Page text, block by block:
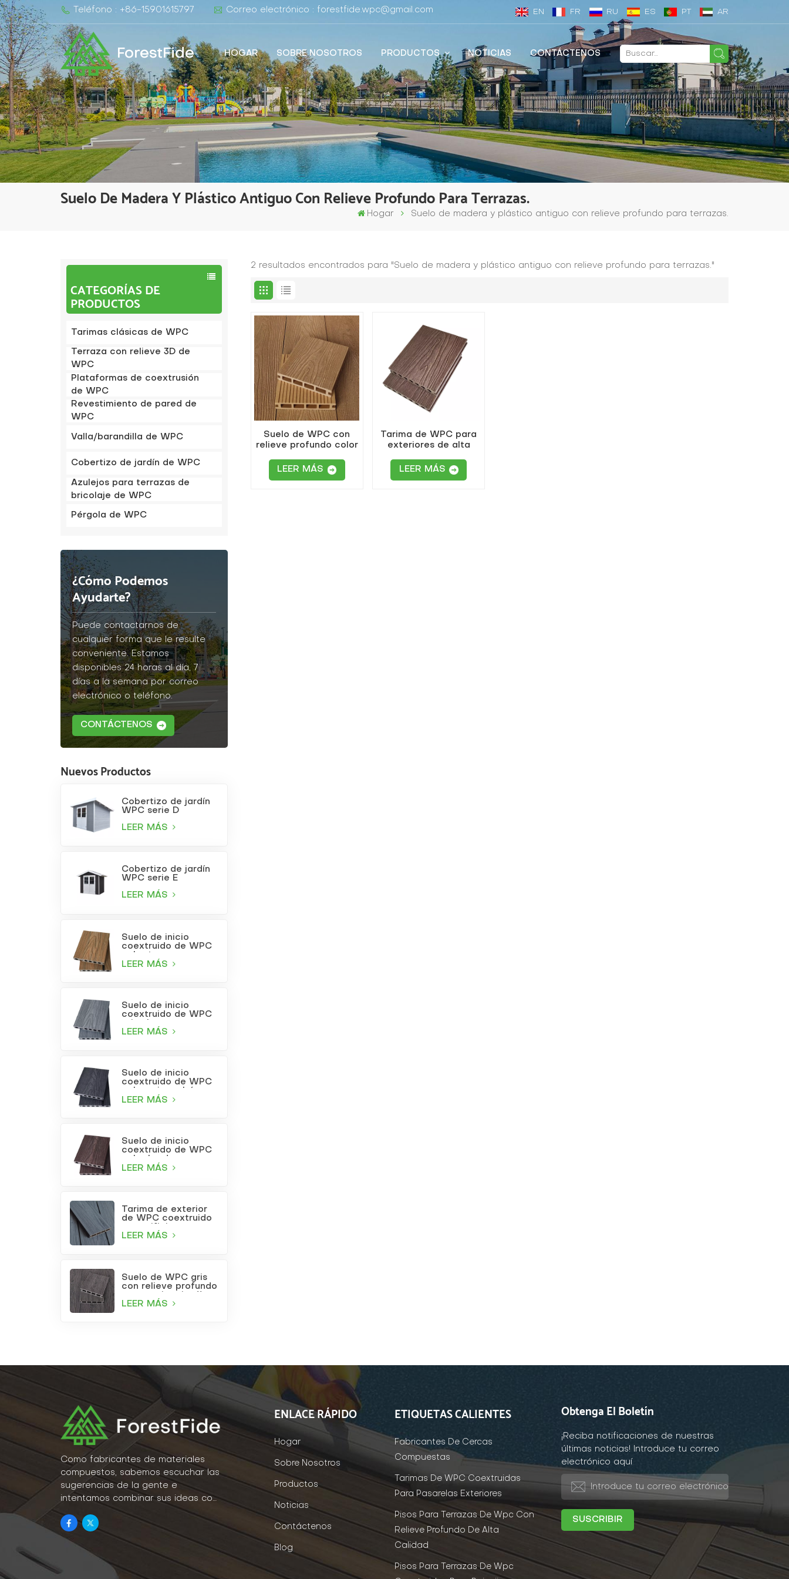
Teléfono : +86-15901615797 Correo electrónico : forestfide.wpc@gmail.com EN FR RU ES PT AR
ForestFide HOGAR SOBRE NOSOTROS PRODUCTOS NOTICIAS CONTÁCTENOS
Suelo De Madera Y Plástico Antiguo Con Relieve Profundo Para Terrazas.
Hogar Suelo de madera y plástico antiguo con relieve profundo para terrazas.
CATEGORÍAS DE
PRODUCTOS
Tarimas clásicas de WPC
Terraza con relieve 3D de
WPC
Plataformas de coextrusión
de WPC
Revestimiento de pared de
WPC
Valla/barandilla de WPC
Cobertizo de jardín de WPC
Azulejos para terrazas de
bricolaje de WPC
Pérgola de WPC
¿Cómo Podemos
Ayudarte?
Puede contactarnos de
cualquier forma que le resulte
conveniente. Estamos
disponibles 24 horas al día, 7
días a la semana por correo
electrónico o teléfono.
CONTÁCTENOS
Nuevos Productos
Cobertizo de jardín
WPC serie D
LEER MÁS
Cobertizo de jardín
WPC serie E
LEER MÁS
Suelo de inicio
coextruido de WPC
LEER MÁS
Suelo de inicio
coextruido de WPC
LEER MÁS
Suelo de inicio
coextruido de WPC
LEER MÁS
Suelo de inicio
coextruido de WPC
LEER MÁS
Tarima de exterior
de WPC coextruido
cuadrados, color gris
LEER MÁS
Suelo de WPC gris
con relieve profundo
LEER MÁS
2 resultados encontrados para "Suelo de madera y plástico antiguo con relieve profundo para terrazas."
Suelo de WPC con
relieve profundo color
jardín
LEER MÁS
Tarima de WPC para
exteriores de alta
rojizo, con relieve
LEER MÁS
Como fabricantes de materiales
compuestos, sabemos escuchar las
sugerencias de la gente e
intentamos combinar sus ideas con
la realidad como parte de nuestro
estilo de vida.
ENLACE RÁPIDO
Hogar
Sobre Nosotros
Productos
Noticias
Contáctenos
Blog
ETIQUETAS CALIENTES
Fabricantes De Cercas
Compuestas
Tarimas De WPC Coextruidas
Para Pasarelas Exteriores
Pisos Para Terrazas De Wpc Con
Relieve Profundo De Alta
Calidad
Pisos Para Terrazas De Wpc
Obtenga El Boletín
¡Reciba notificaciones de nuestras
últimas noticias! Introduce tu correo
electrónico aquí